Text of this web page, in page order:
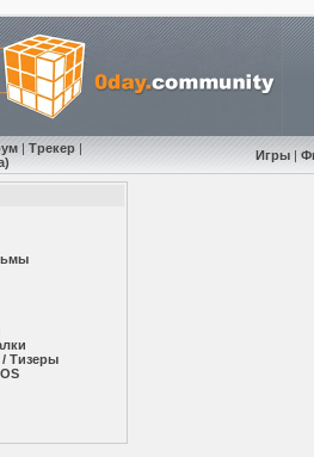
| Трекер|
Игры|
Тизеры